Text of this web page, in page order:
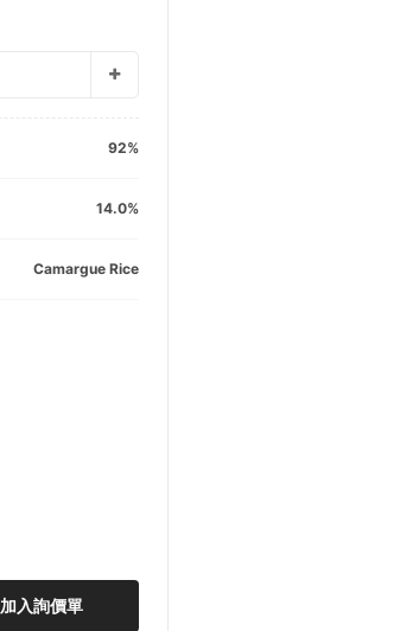
92
14.0
Camargue Rice
加入詢價單